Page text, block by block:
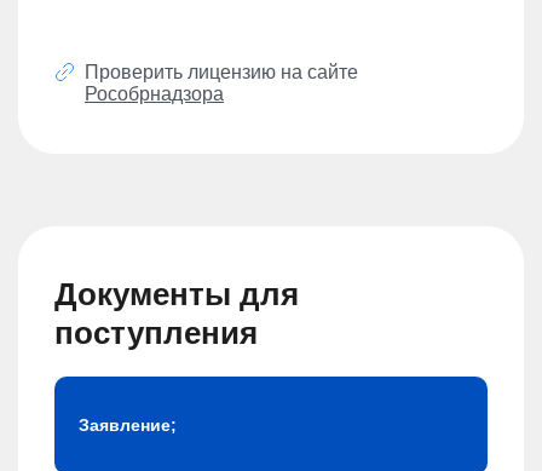
Проверить лицензию на сайте
Рособрнадзора
Документы для
поступления
Заявление;